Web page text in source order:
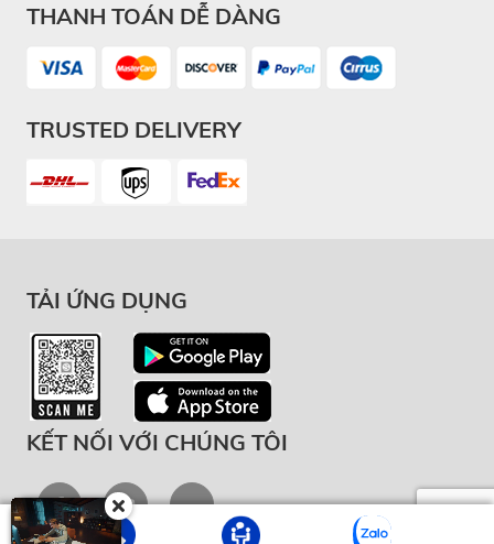
THANH TOÁN DỄ DÀNG
TRUSTED DELIVERY
TẢI ỨNG DỤNG
KẾT NỐI VỚI CHÚNG TÔI